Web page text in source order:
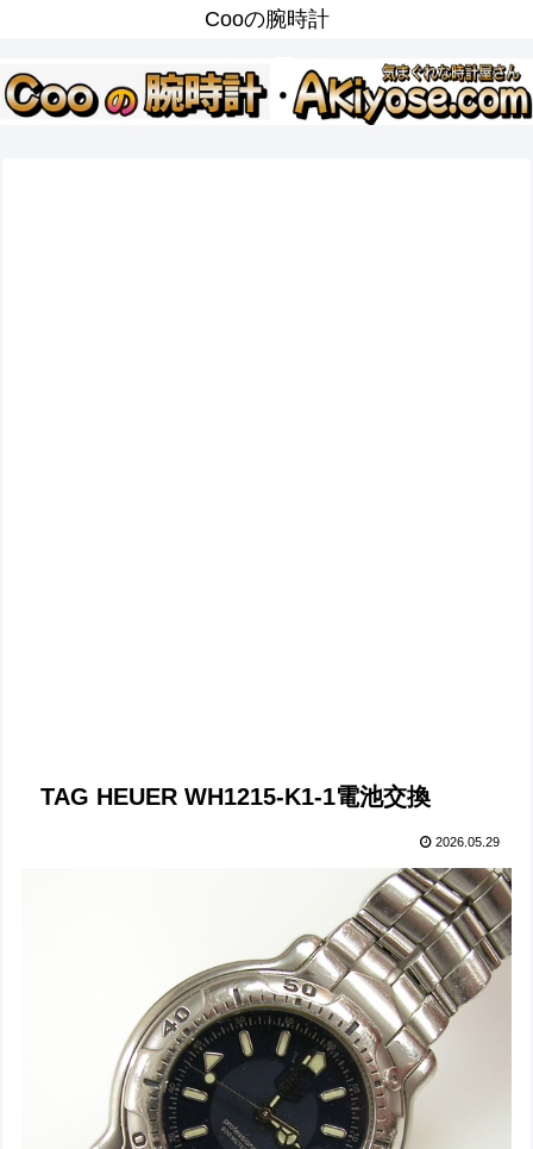
Cooの腕時計
TAG HEUER WH1215-K1-1電池交換
2026.05.29